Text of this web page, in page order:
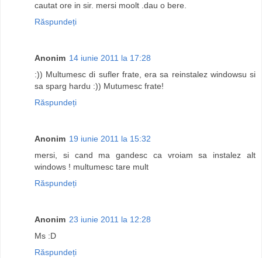
cautat ore in sir. mersi moolt .dau o bere.
Răspundeți
Anonim 14 iunie 2011 la 17:28
:)) Multumesc di sufler frate, era sa reinstalez windowsu si
sa sparg hardu :)) Mutumesc frate!
Răspundeți
Anonim 19 iunie 2011 la 15:32
mersi, si cand ma gandesc ca vroiam sa instalez alt
windows ! multumesc tare mult
Răspundeți
Anonim 23 iunie 2011 la 12:28
Ms :D
Răspundeți